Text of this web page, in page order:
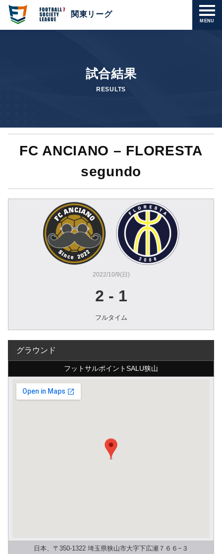
MENU
関東リーグ
試合結果
RESULTS
FC ANCIANO – FLORESTA
segundo
2022/10/9(日)
2 - 1
フルタイム
グラウンド
フットサルポイントSALU狭山
日本、〒350-1322 埼玉県狭山市大字下広瀬７６６−３